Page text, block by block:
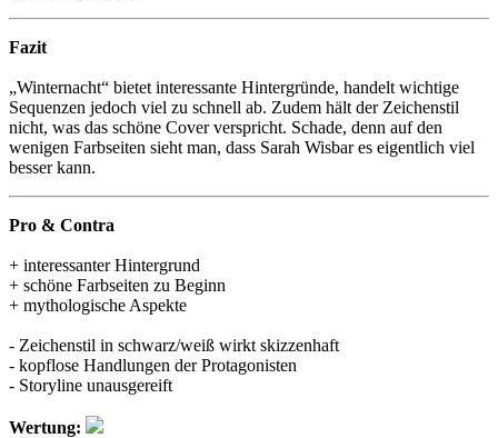
Fazit
„Winternacht“ bietet interessante Hintergründe, handelt wichtige
Sequenzen jedoch viel zu schnell ab. Zudem hält der Zeichenstil
nicht, was das schöne Cover verspricht. Schade, denn auf den
wenigen Farbseiten sieht man, dass Sarah Wisbar es eigentlich viel
besser kann.
Pro & Contra
+ interessanter Hintergrund
+ schöne Farbseiten zu Beginn
+ mythologische Aspekte
- Zeichenstil in schwarz/weiß wirkt skizzenhaft
- kopflose Handlungen der Protagonisten
- Storyline unausgereift
Wertung: